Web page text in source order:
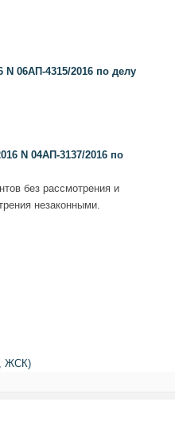
N 06АП-4315/2016 по делу
N 04АП-3137/2016 по
без рассмотрения и
незаконными.
ЖСК)